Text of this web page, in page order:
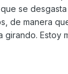
se
de manera
Estoy